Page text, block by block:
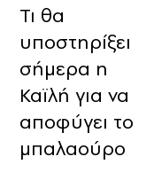
Τι θα
υποστηρίξει
σήμερα η
Καϊλή για να
αποφύγει το
μπαλαούρο